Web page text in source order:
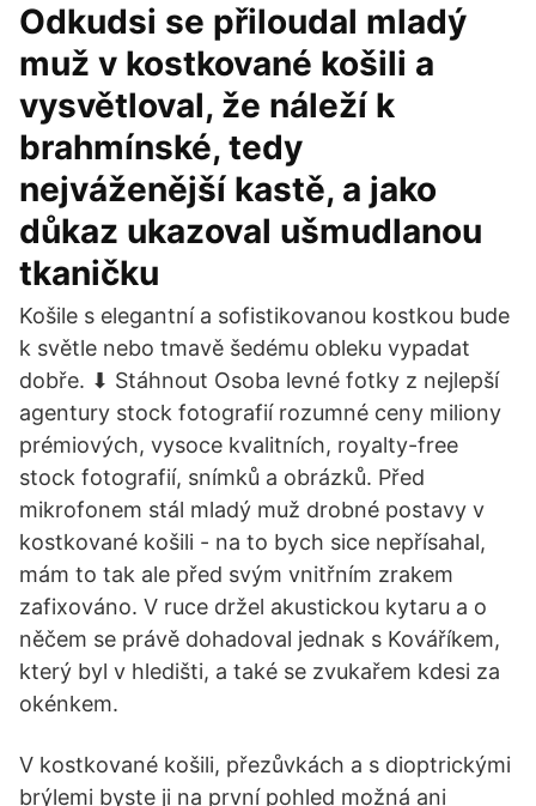
Odkudsi se přiloudal mladý
muž v kostkované košili a
vysvětloval, že náleží k
brahmínské, tedy
nejváženější kastě, a jako
důkaz ukazoval ušmudlanou
tkaničku
Košile s elegantní a sofistikovanou kostkou bude
k světle nebo tmavě šedému obleku vypadat
dobře. ⬇ Stáhnout Osoba levné fotky z nejlepší
agentury stock fotografií rozumné ceny miliony
prémiových, vysoce kvalitních, royalty-free
stock fotografií, snímků a obrázků. Před
mikrofonem stál mladý muž drobné postavy v
kostkované košili - na to bych sice nepřísahal,
mám to tak ale před svým vnitřním zrakem
zafixováno. V ruce držel akustickou kytaru a o
něčem se právě dohadoval jednak s Kováříkem,
který byl v hledišti, a také se zvukařem kdesi za
okénkem.
V kostkované košili, přezůvkách a s dioptrickými
brýlemi byste ji na první pohled možná ani